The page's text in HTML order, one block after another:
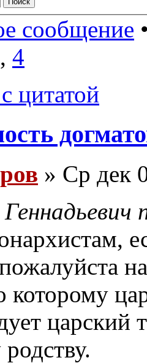
сообщение
, 4
цитатой
» Ср дек
которому
царский